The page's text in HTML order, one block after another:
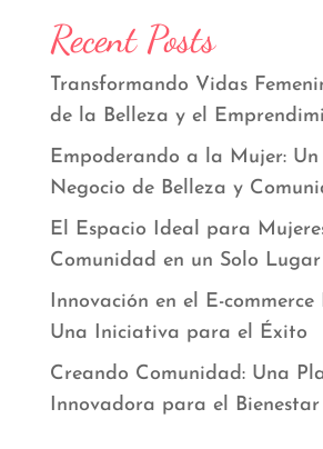
Recent Posts
Transformando Vidas
de la Belleza y el
Empoderando a la Mujer:
Negocio de Belleza y
El Espacio Ideal para
Comunidad en un Solo Lugar
Innovación en el E-commerce
Una Iniciativa para el Éxito
Creando Comunidad: Una
Innovadora para el Bienestar